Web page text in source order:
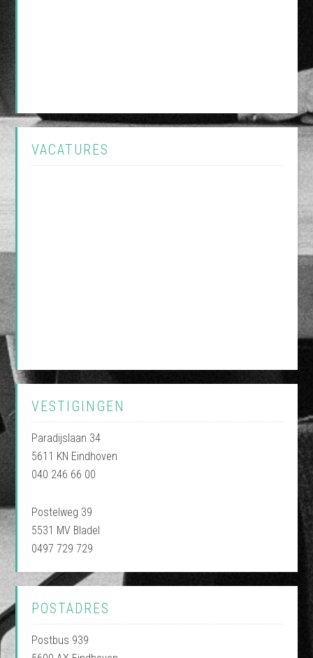
VACATURES
VESTIGINGEN
Paradijslaan 34
5611 KN Eindhoven
040 246 66 00
Postelweg 39
5531 MV Bladel
0497 729 729
POSTADRES
Postbus 939